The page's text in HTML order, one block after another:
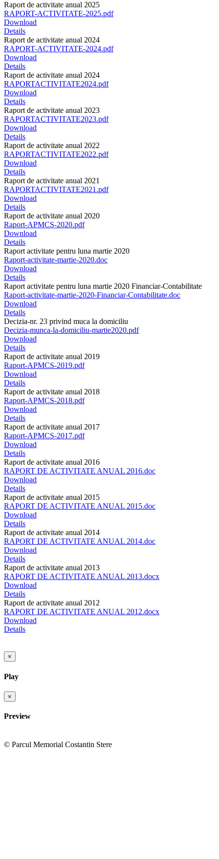
Raport de activitate anual 2025
RAPORT-ACTIVITATE-2025.pdf
Download
Details
Raport de activitate anual 2024
RAPORT-ACTIVITATE-2024.pdf
Download
Details
Raport de activitate anual 2024
RAPORTACTIVITATE2024.pdf
Download
Details
Raport de activitate anual 2023
RAPORTACTIVITATE2023.pdf
Download
Details
Raport de activitate anual 2022
RAPORTACTIVITATE2022.pdf
Download
Details
Raport de activitate anual 2021
RAPORTACTIVITATE2021.pdf
Download
Details
Raport de activitate anual 2020
Raport-APMCS-2020.pdf
Download
Details
Raport activitate pentru luna martie 2020
Raport-activitate-martie-2020.doc
Download
Details
Raport activitate pentru luna martie 2020 Financiar-Contabilitate
Raport-activitate-martie-2020-Financiar-Contabilitate.doc
Download
Details
Decizia-nr. 23 privind muca la domiciliu
Decizia-munca-la-domiciliu-martie2020.pdf
Download
Details
Raport de activitate anual 2019
Raport-APMCS-2019.pdf
Download
Details
Raport de activitate anual 2018
Raport-APMCS-2018.pdf
Download
Details
Raport de activitate anual 2017
Raport-APMCS-2017.pdf
Download
Details
Raport de activitate anual 2016
RAPORT DE ACTIVITATE ANUAL 2016.doc
Download
Details
Raport de activitate anual 2015
RAPORT DE ACTIVITATE ANUAL 2015.doc
Download
Details
Raport de activitate anual 2014
RAPORT DE ACTIVITATE ANUAL 2014.doc
Download
Details
Raport de activitate anual 2013
RAPORT DE ACTIVITATE ANUAL 2013.docx
Download
Details
Raport de activitate anual 2012
RAPORT DE ACTIVITATE ANUAL 2012.docx
Download
Details
×
Play
×
Preview
© Parcul Memorial Costantin Stere